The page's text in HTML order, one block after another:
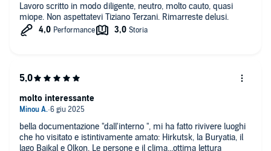
Lavoro scritto in modo diligente, neutro, molto cauto, quasi
miope. Non aspettatevi Tiziano Terzani. Rimarreste delusi.
bella documentazione "dall'interno ", mi ha fatto rivivere luoghi
che ho visitato e istintivamente amato: Hirkutsk, la Buryatia, il
lago Baikal e Olkon. Le persone e il clima...ottima lettura
molto interessante